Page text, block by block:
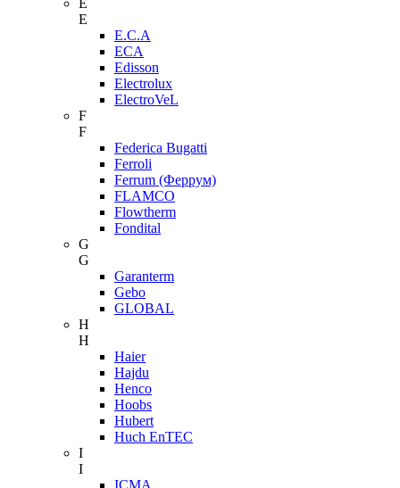
E
E
E.C.A
ECA
Edisson
Electrolux
ElectroVeL
F
F
Federica Bugatti
Ferroli
Ferrum (Феррум)
FLAMCO
Flowtherm
Fondital
G
G
Garanterm
Gebo
GLOBAL
H
H
Haier
Hajdu
Henco
Hoobs
Hubert
Huch EnTEC
I
I
ICMA